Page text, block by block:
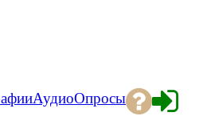
АудиоОпросы